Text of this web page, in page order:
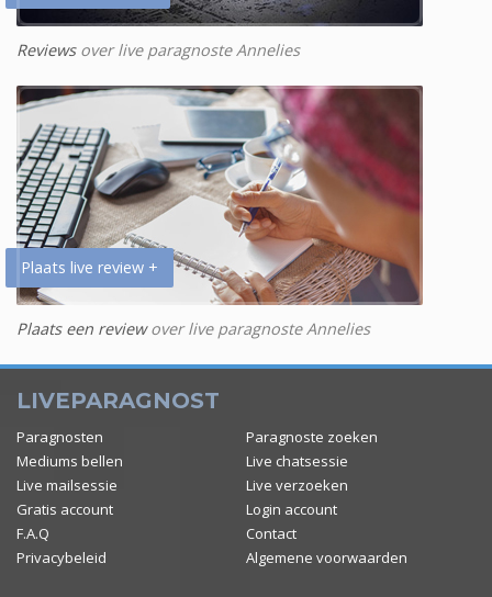
Reviewsover live paragnoste Annelies
Plaats live review +
Plaats een reviewover live paragnoste Annelies
LIVEPARAGNOST
Paragnosten
Paragnoste zoeken
Mediums bellen
Live chatsessie
Live mailsessie
Live verzoeken
Gratis account
Login account
F.A.Q
Contact
Privacybeleid
Algemene voorwaarden